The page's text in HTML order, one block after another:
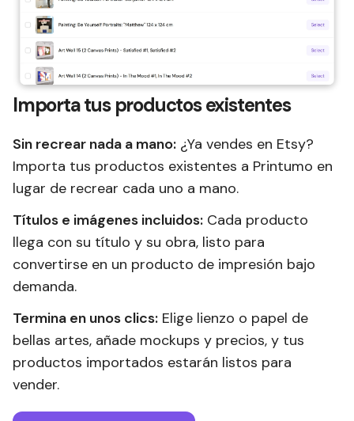
Importa tus productos existentes
Sin recrear nada a mano: ¿Ya vendes en Etsy?
Importa tus productos existentes a Printumo en
lugar de recrear cada uno a mano.
Títulos e imágenes incluidos: Cada producto
llega con su título y su obra, listo para
convertirse en un producto de impresión bajo
demanda.
Termina en unos clics: Elige lienzo o papel de
bellas artes, añade mockups y precios, y tus
productos importados estarán listos para
vender.